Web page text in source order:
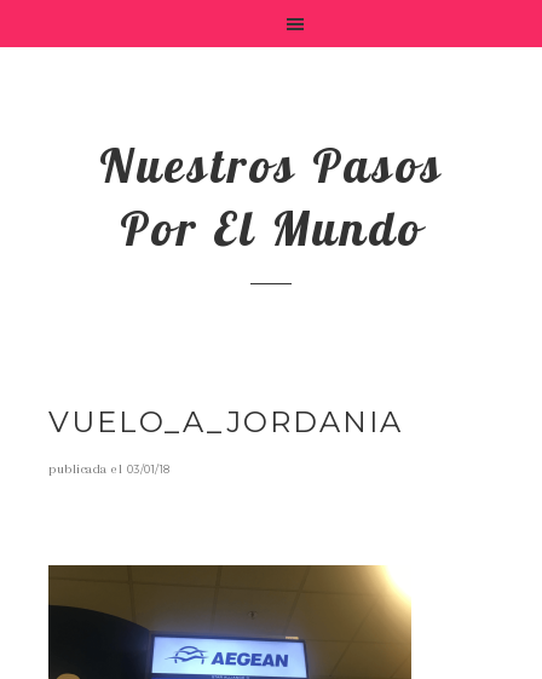
Nuestros Pasos
Por El Mundo
VUELO_A_JORDANIA
publicada el 03/01/18